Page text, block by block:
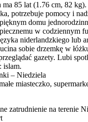
ma 85 lat (1.76 cm, 82
potrzebuje pomocy i
domu
w codziennym
niderlandzkiego lub
sobie drzemkę w
gazety. Lubi
islam.
– Niedziela
miasteczko,
zatrudnienie na terenie